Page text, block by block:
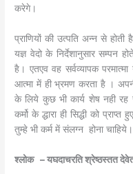
करेगे।
प्राणियों की उत्पति अन्न से होती
यज्ञ वेदो के निर्देशानुसार सम्पन
है। एतएव वह सर्वव्यापक
आत्मा में ही भ्रमण करता है ।
के लिये कुछ भी कार्य शेष नही रह
कर्मो के द्धारा ही सिद्धी को
तुम्हे भी कर्म में संलग्न होना चाहिये।
श्‍लोक– यघदाचरति श्रेष्ठस्तत